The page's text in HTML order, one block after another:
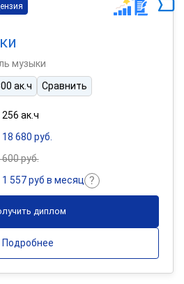
музыки
ак.ч Сравнить
256 ак.ч
680 руб.
руб.
1 557 руб в месяц
диплом
Подробнее